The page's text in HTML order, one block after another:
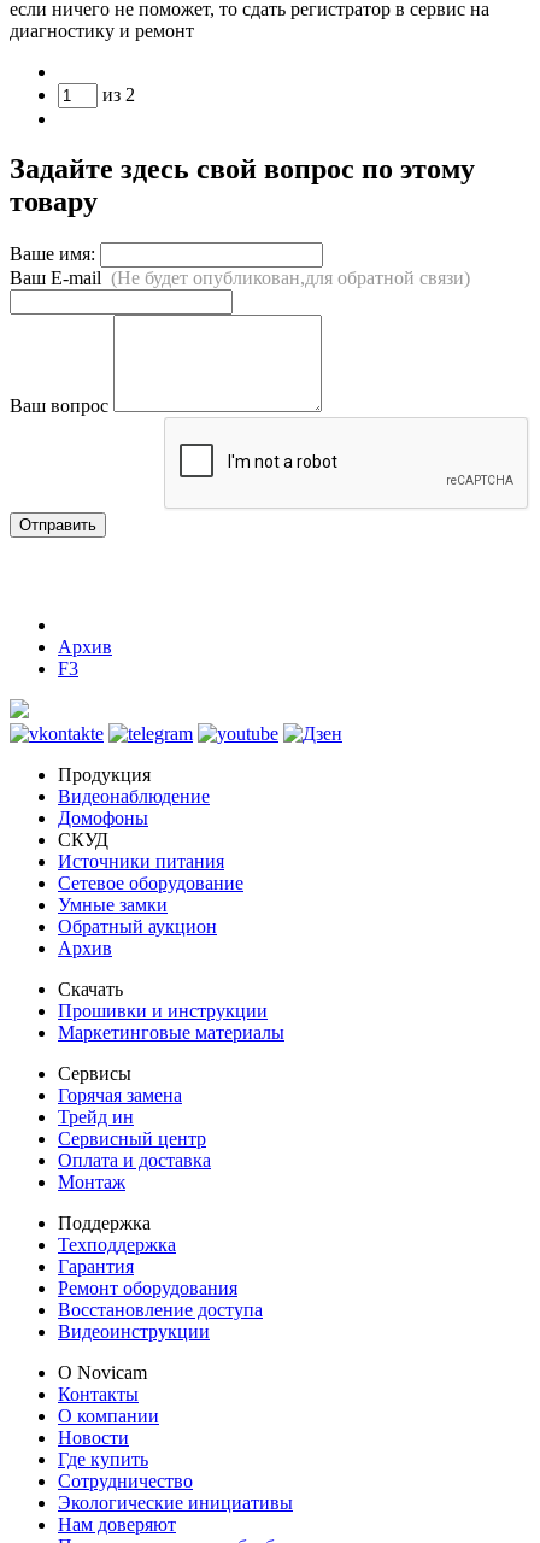
если ничего не поможет, то сдать регистратор в сервис на
диагностику и ремонт
из 2
Задайте здесь свой вопрос по этому
товару
Ваше имя:
Ваш E-mail (Не будет опубликован,для обратной связи)
Ваш вопрос
Отправить
Архив
F3
Продукция
Видеонаблюдение
Домофоны
СКУД
Источники питания
Сетевое оборудование
Умные замки
Обратный аукцион
Архив
Скачать
Прошивки и инструкции
Маркетинговые материалы
Сервисы
Горячая замена
Трейд ин
Сервисный центр
Оплата и доставка
Монтаж
Поддержка
Техподдержка
Гарантия
Ремонт оборудования
Восстановление доступа
Видеоинструкции
О Novicam
Контакты
О компании
Новости
Где купить
Сотрудничество
Экологические инициативы
Нам доверяют